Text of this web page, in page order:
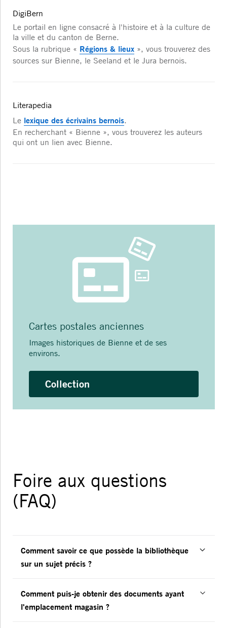
DigiBern
Le portail en ligne consacré à l'histoire et à la culture de
la ville et du canton de Berne.
Sous la rubrique « Régions & lieux », vous trouverez des
sources sur Bienne, le Seeland et le Jura bernois.
Literapedia
Le lexique des écrivains bernois.
En recherchant « Bienne », vous trouverez les auteurs
qui ont un lien avec Bienne.
Cartes postales anciennes
Images historiques de Bienne et de ses
environs.
Collection
Foire aux questions
(FAQ)
Comment savoir ce que possède la bibliothèque
sur un sujet précis ?
Comment puis-je obtenir des documents ayant
l'emplacement magasin ?